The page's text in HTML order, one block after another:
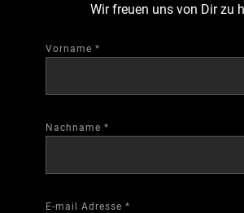
Wir freuen uns von Dir zu
Vorname *
Nachname *
E-mail Adresse *